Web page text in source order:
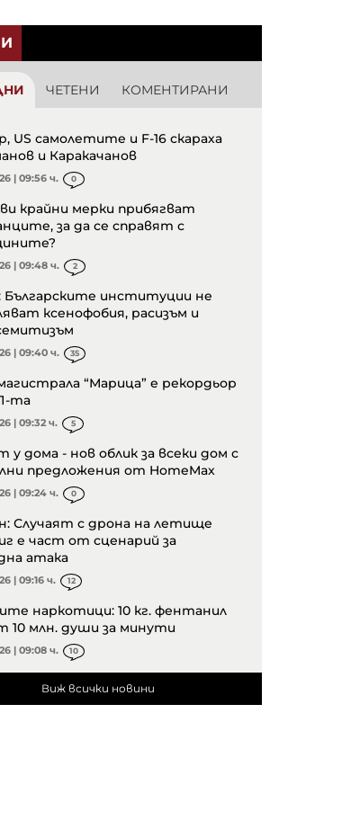
ЧЕТЕНИ КОМЕНТИРАНИ
US самолетите и F-16 скараха
и Каракачанов
| 09:56 ч. 0
крайни мерки прибягват
за да се справят с
| 09:48 ч. 2
Българските институции не
ксенофобия, расизъм и
| 09:40 ч. 35
“Марица” е рекордьор
та
| 09:32 ч. 5
у дома - нов облик за всеки дом с
предложения от HomeMax
| 09:24 ч. 0
Случаят с дрона на летище
е част от сценарий за
атака
| 09:16 ч. 12
наркотици: 10 кг. фентанил
10 млн. души за минути
| 09:08 ч. 10
Виж всички новини